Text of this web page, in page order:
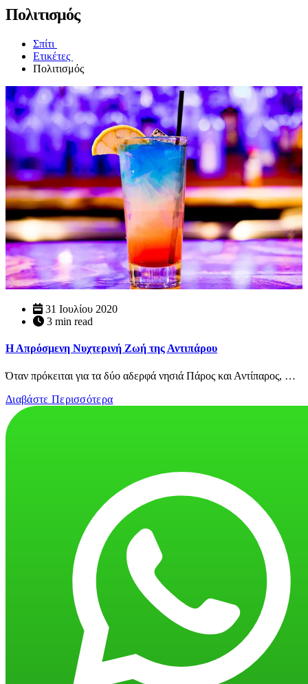
Πολιτισμός
Σπίτι
Ετικέτες
Πολιτισμός
31 Ιουλίου 2020
3 min read
Η Απρόσμενη Νυχτερινή Ζωή της Αντιπάρου
Όταν πρόκειται για τα δύο αδερφά νησιά Πάρος και Αντίπαρος, …
Διαβάστε Περισσότερα